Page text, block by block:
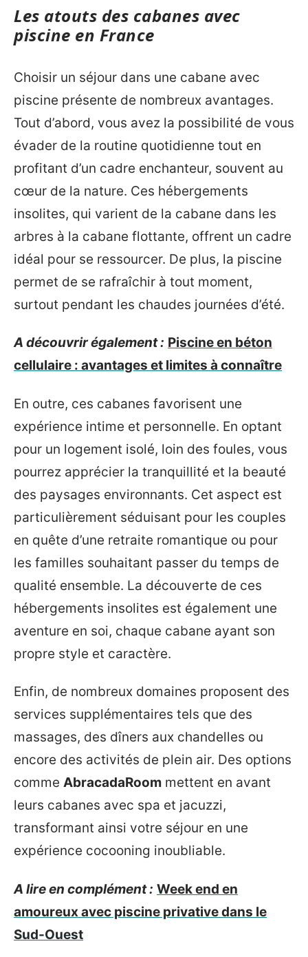
Les atouts des cabanes avec
piscine en France
Choisir un séjour dans une cabane avec
piscine présente de nombreux avantages.
Tout d’abord, vous avez la possibilité de vous
évader de la routine quotidienne tout en
profitant d’un cadre enchanteur, souvent au
cœur de la nature. Ces hébergements
insolites, qui varient de la cabane dans les
arbres à la cabane flottante, offrent un cadre
idéal pour se ressourcer. De plus, la piscine
permet de se rafraîchir à tout moment,
surtout pendant les chaudes journées d’été.
A découvrir également : Piscine en béton
cellulaire : avantages et limites à connaître
En outre, ces cabanes favorisent une
expérience intime et personnelle. En optant
pour un logement isolé, loin des foules, vous
pourrez apprécier la tranquillité et la beauté
des paysages environnants. Cet aspect est
particulièrement séduisant pour les couples
en quête d’une retraite romantique ou pour
les familles souhaitant passer du temps de
qualité ensemble. La découverte de ces
hébergements insolites est également une
aventure en soi, chaque cabane ayant son
propre style et caractère.
Enfin, de nombreux domaines proposent des
services supplémentaires tels que des
massages, des dîners aux chandelles ou
encore des activités de plein air. Des options
comme AbracadaRoom mettent en avant
leurs cabanes avec spa et jacuzzi,
transformant ainsi votre séjour en une
expérience cocooning inoubliable.
A lire en complément : Week end en
amoureux avec piscine privative dans le
Sud-Ouest